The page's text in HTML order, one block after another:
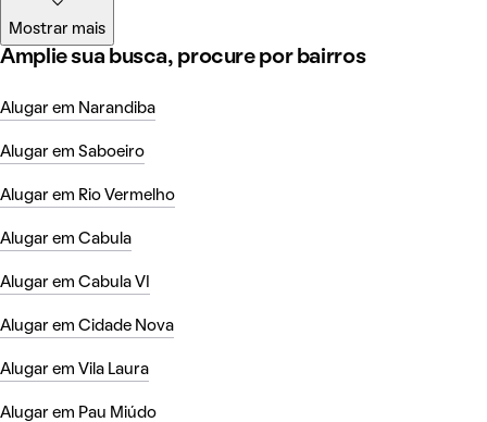
Mostrar mais
Amplie sua busca, procure por bairros
Alugar em Narandiba
Alugar em Saboeiro
Alugar em Rio Vermelho
Alugar em Cabula
Alugar em Cabula VI
Alugar em Cidade Nova
Alugar em Vila Laura
Alugar em Pau Miúdo